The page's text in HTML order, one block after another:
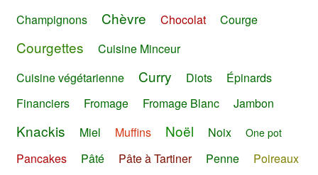
Champignons Chèvre Chocolat Courge
Courgettes
Cuisine Minceur
Cuisine végétarienne
Curry Diots
Épinards
Financiers
Fromage Fromage Blanc Jambon
Knackis Miel Muffins Noël Noix One pot
Pancakes Pâté Pâte à Tartiner Penne
Poireaux